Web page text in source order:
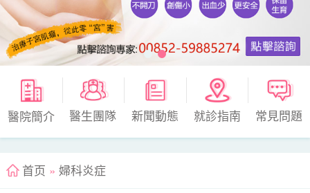
醫院簡介 醫生團隊 新聞動態 就診指南 常見問題
首页 »婦科炎症